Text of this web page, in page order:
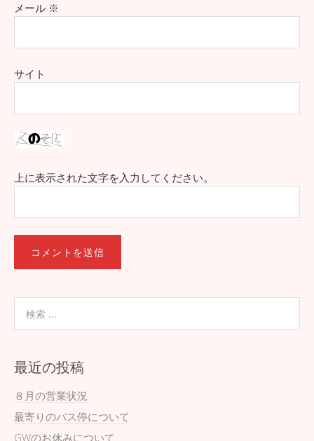
メール ※
サイト
上に表示された文字を入力してください。
最近の投稿
８月の営業状況
最寄りのバス停について
GWのお休みについて